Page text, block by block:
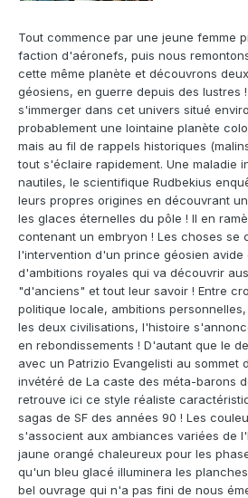
Tout commence par une jeune femme
faction d'aéronefs, puis nous
cette même planète et découvrons
géosiens, en guerre depuis des lustres
s'immerger dans cet univers situé
probablement une lointaine planète
mais au fil de rappels historiques
tout s'éclaire rapidement. Une maladie
nautiles, le scientifique Rudbekius
leurs propres origines en découvrant
les glaces éternelles du pôle ! Il en
contenant un embryon ! Les choses se
l'intervention d'un prince géosien
d'ambitions royales qui va découvrir
"d'anciens" et tout leur savoir ! Entre
politique locale, ambitions
les deux civilisations, l'histoire
en rebondissements ! D'autant que le
avec un Patrizio Evangelisti au sommet
invétéré de La caste des méta-barons
retrouve ici ce style réaliste
sagas de SF des années 90 ! Les
s'associent aux ambiances variées de
jaune orangé chaleureux pour les
qu'un bleu glacé illuminera les
bel ouvrage qui n'a pas fini de nous